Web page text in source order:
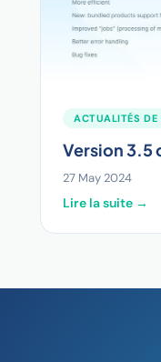
ACTUALITÉS
Version 3.5
27 May 2024
Lire la suite →